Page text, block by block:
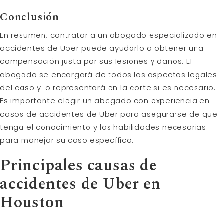
Conclusión
En resumen, contratar a un abogado especializado en
accidentes de Uber puede ayudarlo a obtener una
compensación justa por sus lesiones y daños. El
abogado se encargará de todos los aspectos legales
del caso y lo representará en la corte si es necesario.
Es importante elegir un abogado con experiencia en
casos de accidentes de Uber para asegurarse de que
tenga el conocimiento y las habilidades necesarias
para manejar su caso específico.
Principales causas de
accidentes de Uber en
Houston